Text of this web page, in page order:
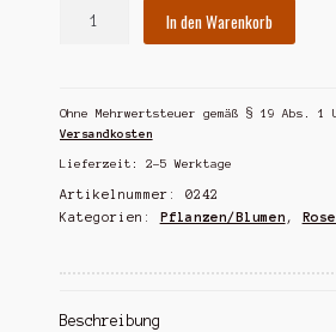
In den Warenkorb
Ohne Mehrwertsteuer gemäß § 19 Abs. 1
Versandkosten
Lieferzeit: 2-5 Werktage
Artikelnummer: 0242
Kategorien: Pflanzen/Blumen ,
Beschreibung